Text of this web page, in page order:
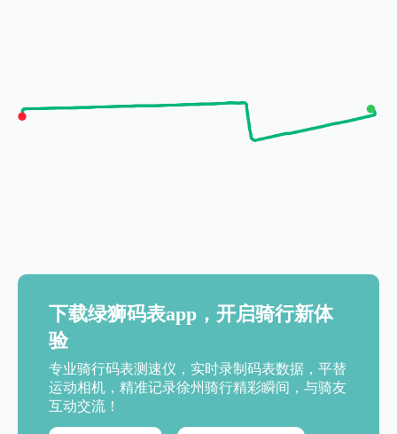
下载绿狮码表app，开启骑行新体
验
专业骑行码表测速仪，实时录制码表数据，平替
运动相机，精准记录徐州骑行精彩瞬间，与骑友
互动交流！